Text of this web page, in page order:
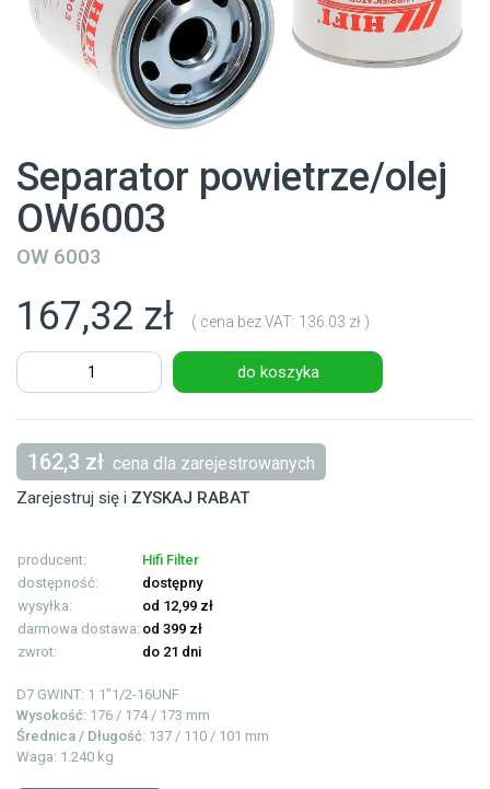
Separator powietrze/olej
OW6003
OW 6003
167,32 zł ( cena bez VAT: 136.03 zł )
do koszyka
162,3 zł cena dla zarejestrowanych
Zarejestruj się i ZYSKAJ RABAT
producent:
Hifi Filter
dostępność:
dostępny
wysyłka:
od 12,99 zł
darmowa dostawa: od 399 zł
zwrot:
do 21 dni
D7 GWINT: 1 1"1/2-16UNF
Wysokość: 176 / 174 / 173 mm
Średnica / Długość: 137 / 110 / 101 mm
Waga: 1.240 kg